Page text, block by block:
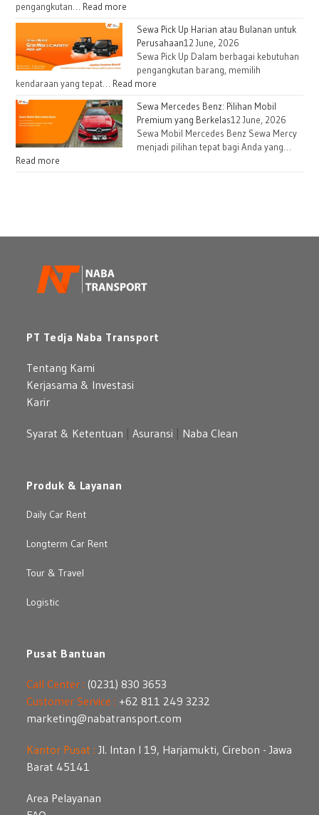
dan
Lapangan
pengangkutan… Read more
Traga
Box
Harian
dan
untuk
Kebutuhan
Logistik
Sewa Pick Up Harian atau Bulanan untuk
Perusahaan12 June, 2026
Sewa Pick Up Dalam berbagai kebutuhan
pengangkutan barang, memilih
kendaraan yang tepat… Read more
Pick
Up
Harian
Sewa Mercedes Benz: Pilihan Mobil
Premium yang Berkelas12 June, 2026
Sewa Mobil Mercedes Benz Sewa Mercy
menjadi pilihan tepat bagi Anda yang…
Read more
Mobil
yang
Berkelas
PT Tedja Naba Transport
Tentang Kami
Kerjasama & Investasi
Karir
Syarat & Ketentuan |Asuransi Naba Clean
Produk & Layanan
Daily Car Rent
Longterm Car Rent
Tour & Travel
Logistic
Pusat Bantuan
Call Center : (0231) 830 3653
Customer Service : +62 811 249 3232
marketing@nabatransport.com
Kantor Pusat : Jl. Intan I 19, Harjamukti, Cirebon - Jawa
Barat 45141
Area Pelayanan